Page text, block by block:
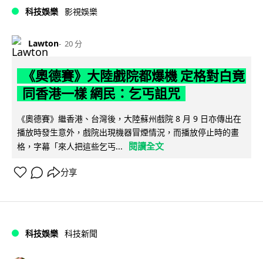
科技娛樂 影視娛樂
Lawton 20 分
《奧德賽》大陸戲院都爆機 定格對白竟
同香港一樣 網民：乞丐詛咒
《奧德賽》繼香港、台灣後，大陸蘇州戲院 8 月 9 日亦傳出在
播放時發生意外，戲院出現機器冒煙情況，而播放停止時的畫
格，字幕「來人把這些乞丐...
閱讀全文
分享
科技娛樂 科技新聞